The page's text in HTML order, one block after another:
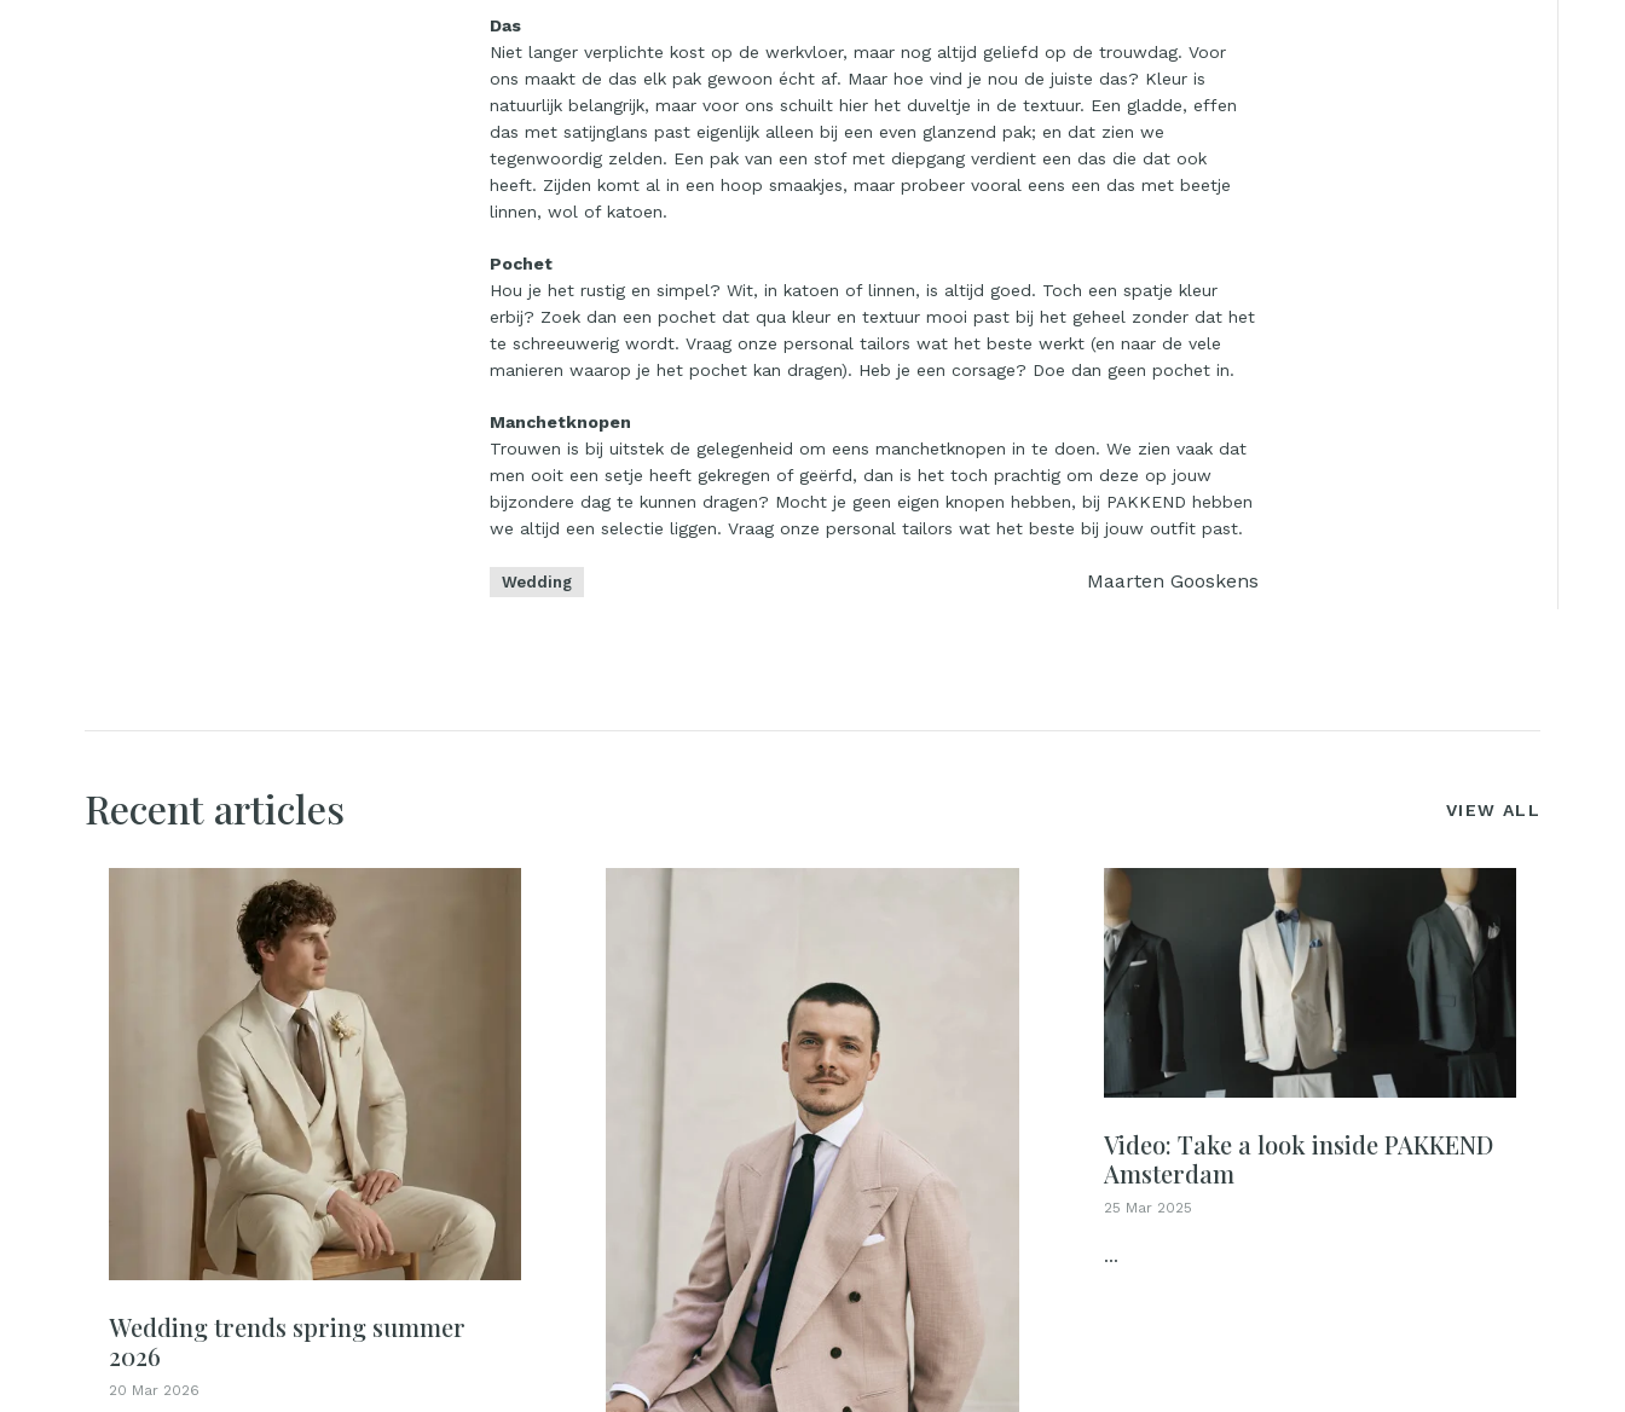
Das
Niet langer verplichte kost op de werkvloer, maar nog altijd geliefd op de trouwdag. Voor
ons maakt de das elk pak gewoon écht af. Maar hoe vind je nou de juiste das? Kleur is
natuurlijk belangrijk, maar voor ons schuilt hier het duveltje in de textuur. Een gladde, effen
das met satijnglans past eigenlijk alleen bij een even glanzend pak; en dat zien we
tegenwoordig zelden. Een pak van een stof met diepgang verdient een das die dat ook
heeft. Zijden komt al in een hoop smaakjes, maar probeer vooral eens een das met beetje
linnen, wol of katoen.
Pochet
Hou je het rustig en simpel? Wit, in katoen of linnen, is altijd goed. Toch een spatje kleur
erbij? Zoek dan een pochet dat qua kleur en textuur mooi past bij het geheel zonder dat het
te schreeuwerig wordt. Vraag onze personal tailors wat het beste werkt (en naar de vele
manieren waarop je het pochet kan dragen). Heb je een corsage? Doe dan geen pochet in.
Manchetknopen
Trouwen is bij uitstek de gelegenheid om eens manchetknopen in te doen. We zien vaak dat
men ooit een setje heeft gekregen of geërfd, dan is het toch prachtig om deze op jouw
bijzondere dag te kunnen dragen? Mocht je geen eigen knopen hebben, bij PAKKEND hebben
we altijd een selectie liggen. Vraag onze personal tailors wat het beste bij jouw outfit past.
Wedding Maarten Gooskens
Recent articles VIEW ALL
Wedding trends spring summer
2026
20 Mar 2026
Video: Take a look inside PAKKEND
Amsterdam
25 Mar 2025
...